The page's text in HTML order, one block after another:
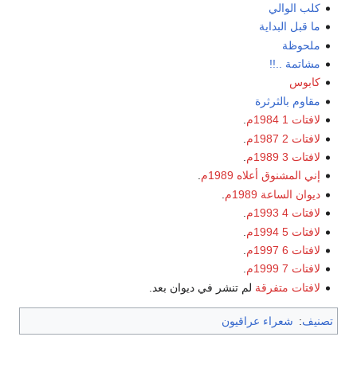
كلب الوالي
ما قبل البداية
ملحوظة
مشاتمة ..!!
كابوس
مقاوم بالثرثرة
لافتات 1
1984م
.
لافتات 2
1987م
لافتات 3
1989م
إني المشنوق أعلاه 1989م
.
ديوان الساعة 1989م
لافتات 4
1993م
.
لافتات 5
1994م
لافتات 6
1997م
لافتات 7
1999م
.
لافتات متفرقة لم تنشر في ديوان بعد.
تصنيف: شعراء عراقيون